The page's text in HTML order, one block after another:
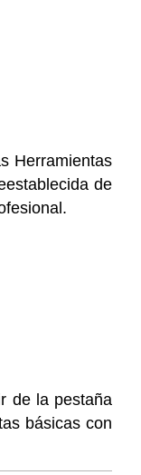
Herramientas
de
de la pestaña
básicas con